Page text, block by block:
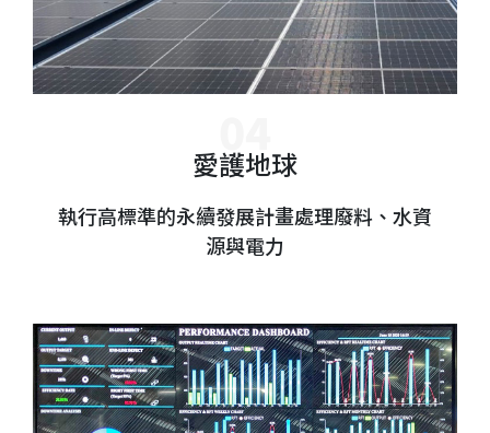
愛護地球
執行高標準的永續發展計畫處理廢料、水資
源與電力